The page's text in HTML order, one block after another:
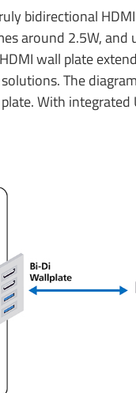
bidirectional
around 2.5W,
wall plate
The
With